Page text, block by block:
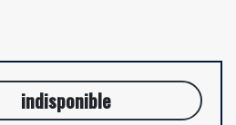
indisponible